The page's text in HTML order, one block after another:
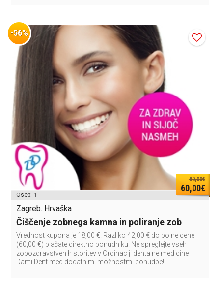
-56%
80,00€
60,00€
Oseb: 1
Zagreb. Hrvaška
Čiščenje zobnega kamna in poliranje zob
Vrednost kupona je 18,00 €. Razliko 42,00 € do polne cene
(60,00 €) plačate direktno ponudniku. Ne spreglejte vseh
zobozdravstvenih storitev v Ordinaciji dentalne medicine
Dami Dent med dodatnimi možnostmi ponudbe!